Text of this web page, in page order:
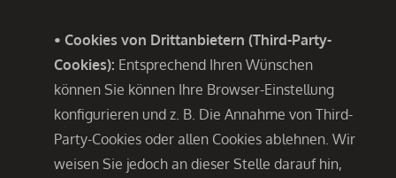
• Cookies von Drittanbietern (Third-Party-
Cookies): Entsprechend Ihren Wünschen
können Sie können Ihre Browser-Einstellung
konfigurieren und z. B. Die Annahme von Third-
Party-Cookies oder allen Cookies ablehnen. Wir
weisen Sie jedoch an dieser Stelle darauf hin,